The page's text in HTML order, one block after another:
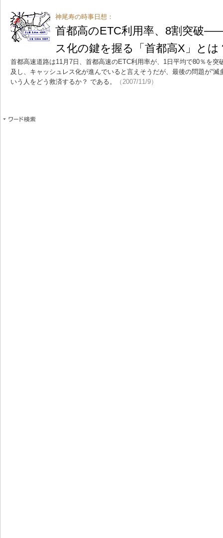
神尾寿の時事日想：
首都高のETC利用率、8割突破
ス化の鍵を握る「首都高X」とは
首都高速道路は11月7日、首都高速のETC利用率が、1日平均で80％を突
及し、キャッシュレス化が進んでいると言えそうだが、最後の問題が“滅
いう人をどう救済するか？ である。
（2007/11/9）